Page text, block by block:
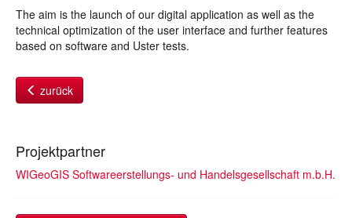
The aim is the launch of our digital application as well as the
technical optimization of the user interface and further features
based on software and Uster tests.
zurück
Projektpartner
WIGeoGIS Softwareerstellungs- und Handelsgesellschaft m.b.H.